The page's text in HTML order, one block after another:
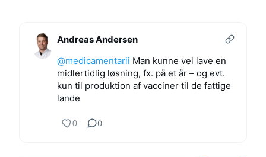
Andreas Andersen
@medicamentarii Man kunne vel lave en
midlertidlig løsning, fx. på et år – og evt.
kun til produktion af vacciner til de fattige
lande
0 0